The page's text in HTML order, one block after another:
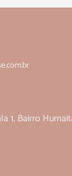
1, Bairro